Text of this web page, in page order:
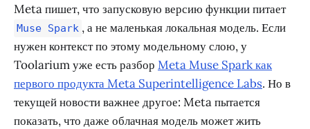
Meta пишет, что запусковую версию функции питает
Muse Spark , а не маленькая локальная модель. Если
нужен контекст по этому модельному слою, у
Toolarium уже есть разбор Meta Muse Spark как
первого продукта Meta Superintelligence Labs. Но в
текущей новости важнее другое: Meta пытается
показать, что даже облачная модель может жить